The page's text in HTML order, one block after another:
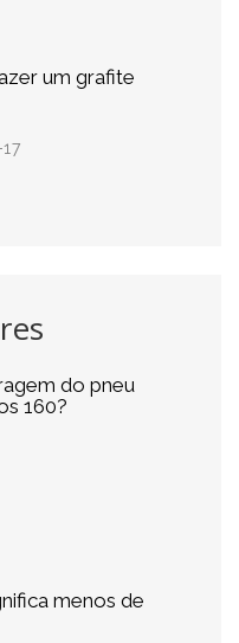
um grafite
do pneu
160?
menos de